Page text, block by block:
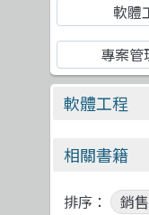
Design Pattern
Prompt
Chatbot
Computer Vision
Reinforcement
網站開發
系統開發
Adobe 軟體應用
區塊鏈與金融科技
Adobe Press
Cisco Press
Springer
Make 國際中文版
軟體
專案管
軟體工程
相關書籍
排序： 銷